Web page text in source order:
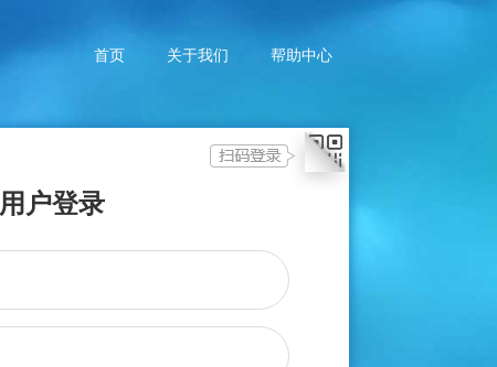
帮助中心
关于我们
首页
用户登录